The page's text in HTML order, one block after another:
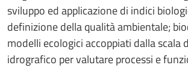
sviluppo ed applicazione di indici
definizione della qualità ambientale;
modelli ecologici accoppiati dalla scala
idrografico per valutare processi e